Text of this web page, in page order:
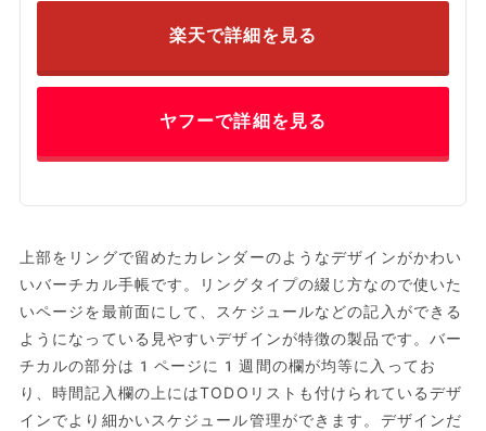
楽天で詳細を見る
ヤフーで詳細を見る
上部をリングで留めたカレンダーのようなデザインがかわい
いバーチカル手帳です。リングタイプの綴じ方なので使いた
いページを最前面にして、スケジュールなどの記入ができる
ようになっている見やすいデザインが特徴の製品です。バー
チカルの部分は1ページに1週間の欄が均等に入ってお
り、時間記入欄の上にはTODOリストも付けられているデザ
インでより細かいスケジュール管理ができます。デザインだ